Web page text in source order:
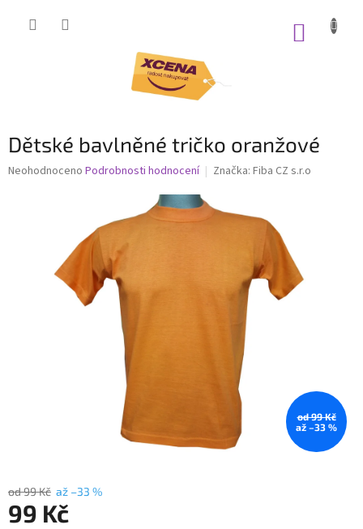
Dětské bavlněné tričko oranžové
Průměrné
hvězdiček.
Neohodnoceno Podrobnosti hodnocení Značka: Fiba CZ s.r.o
od 99 Kč
až –33 %
od 99 Kč až –33 %
99 Kč